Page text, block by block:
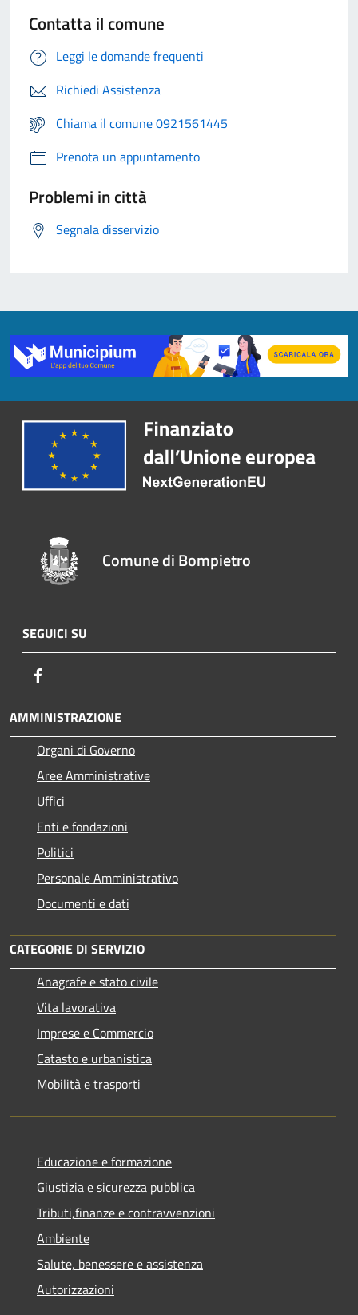
Contatta il comune
Leggi le domande frequenti
Richiedi Assistenza
Chiama il comune 0921561445
Prenota un appuntamento
Problemi in città
Segnala disservizio
Comune di Bompietro
SEGUICI SU
AMMINISTRAZIONE
Organi di Governo
Aree Amministrative
Uffici
Enti e fondazioni
Politici
Personale Amministrativo
Documenti e dati
CATEGORIE DI SERVIZIO
Anagrafe e stato civile
Vita lavorativa
Imprese e Commercio
Catasto e urbanistica
Mobilità e trasporti
Educazione e formazione
Giustizia e sicurezza pubblica
Tributi,finanze e contravvenzioni
Ambiente
Salute, benessere e assistenza
Autorizzazioni